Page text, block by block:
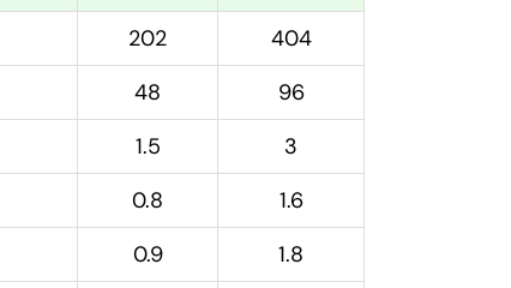
202
404
48
96
1.5
3
0.8
1.6
0.9
1.8